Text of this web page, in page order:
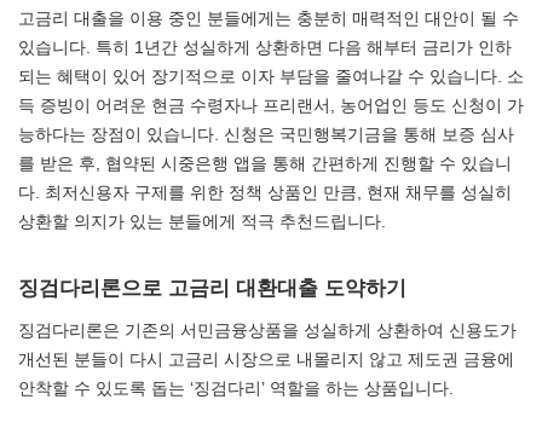
고금리 대출을 이용 중인 분들에게는 충분히 매력적인 대안이 될 수
있습니다. 특히 1년간 성실하게 상환하면 다음 해부터 금리가 인하
되는 혜택이 있어 장기적으로 이자 부담을 줄여나갈 수 있습니다. 소
득 증빙이 어려운 현금 수령자나 프리랜서, 농어업인 등도 신청이 가
능하다는 장점이 있습니다. 신청은 국민행복기금을 통해 보증 심사
를 받은 후, 협약된 시중은행 앱을 통해 간편하게 진행할 수 있습니
다. 최저신용자 구제를 위한 정책 상품인 만큼, 현재 채무를 성실히
상환할 의지가 있는 분들에게 적극 추천드립니다.
징검다리론으로 고금리 대환대출 도약하기
징검다리론은 기존의 서민금융상품을 성실하게 상환하여 신용도가
개선된 분들이 다시 고금리 시장으로 내몰리지 않고 제도권 금융에
안착할 수 있도록 돕는 ‘징검다리’ 역할을 하는 상품입니다.